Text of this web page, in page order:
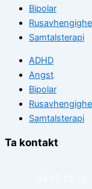
Bipolar
Samtalsterapi
ADHD
Angst
Bipolar
Samtalsterapi
Ta kontakt